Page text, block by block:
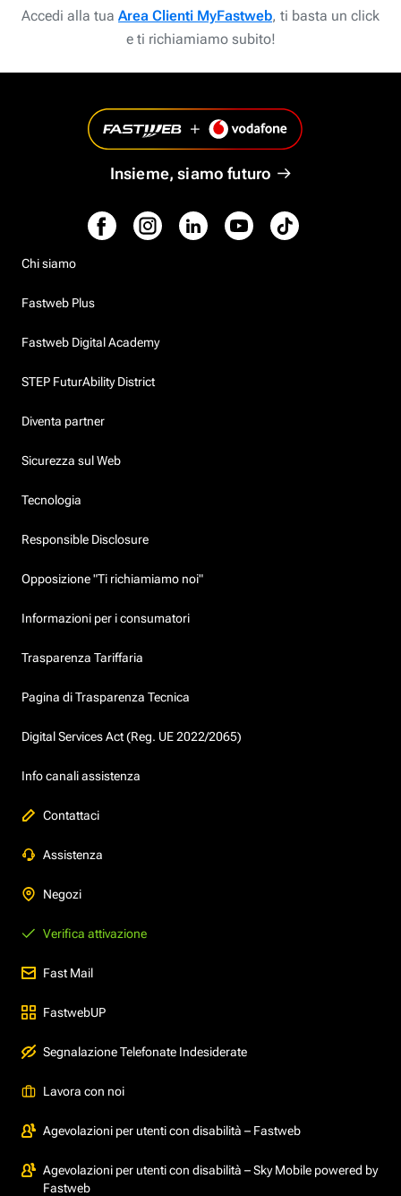
Accedi alla tua Area Clienti MyFastweb, ti basta un click
e ti richiamiamo subito!
Insieme, siamo futuro
Chi siamo
Fastweb Plus
Fastweb Digital Academy
STEP FuturAbility District
Diventa partner
Sicurezza sul Web
Tecnologia
Responsible Disclosure
Opposizione "Ti richiamiamo noi"
Informazioni per i consumatori
Trasparenza Tariffaria
Pagina di Trasparenza Tecnica
Digital Services Act (Reg. UE 2022/2065)
Info canali assistenza
Contattaci
Assistenza
Negozi
Verifica attivazione
Fast Mail
FastwebUP
Segnalazione Telefonate Indesiderate
Lavora con noi
Agevolazioni per utenti con disabilità – Fastweb
Agevolazioni per utenti con disabilità – Sky Mobile powered by
Fastweb